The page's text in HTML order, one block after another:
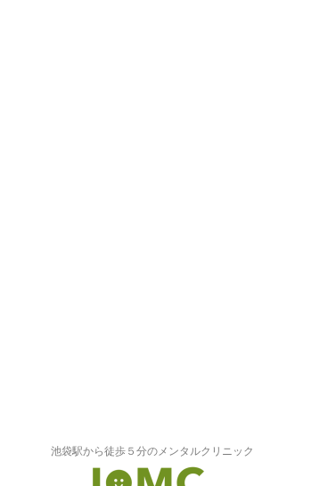
池袋駅から徒歩５分のメンタルクリニック